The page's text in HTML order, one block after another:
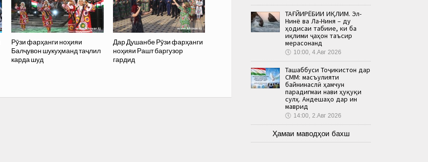
Рӯзи фарҳанги ноҳияи
Балҷувон шукуҳманд таҷлил
карда шуд
Дар Душанбе Рӯзи фарҳанги
ноҳияи Рашт баргузор
гардид
ТАҒЙИРЁБИИ ИҚЛИМ. Эл-
Нинё ва Ла-Ниня – ду
ҳодисаи табиие, ки ба
иқлими ҷаҳон таъсир
мерасонанд
🕔 10:00, 4.Авг 2026
Ташаббуси Тоҷикистон дар
СММ: масъулияти
байнинаслӣ ҳамчун
парадигмаи нави ҳуқуқи
сулҳ. Андешаҳо дар ин
маврид
🕔 14:00, 2.Авг 2026
Ҳамаи маводҳои бахш